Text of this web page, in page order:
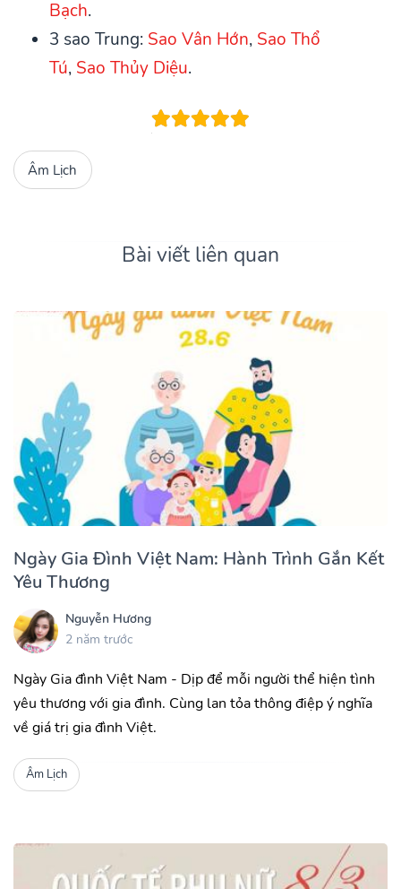
Bạch.
3 sao Trung: Sao Vân Hớn, Sao Thổ
Tú, Sao Thủy Diệu.
Âm Lịch
Bài viết liên quan
Ngày Gia Đình Việt Nam: Hành Trình Gắn Kết
Yêu Thương
Nguyễn Hương
2 năm trước
Ngày Gia đình Việt Nam - Dịp để mỗi người thể hiện tình
yêu thương với gia đình. Cùng lan tỏa thông điệp ý nghĩa
về giá trị gia đình Việt.
Âm Lịch